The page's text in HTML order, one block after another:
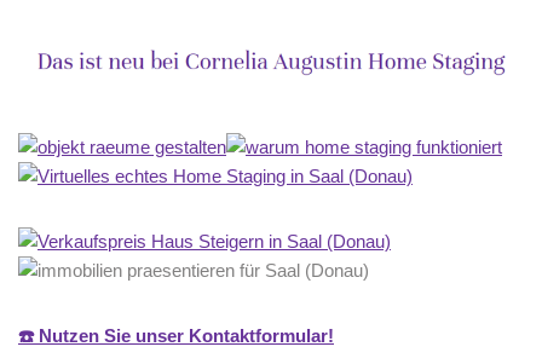
☎️ Nutzen Sie unser Kontaktformular!